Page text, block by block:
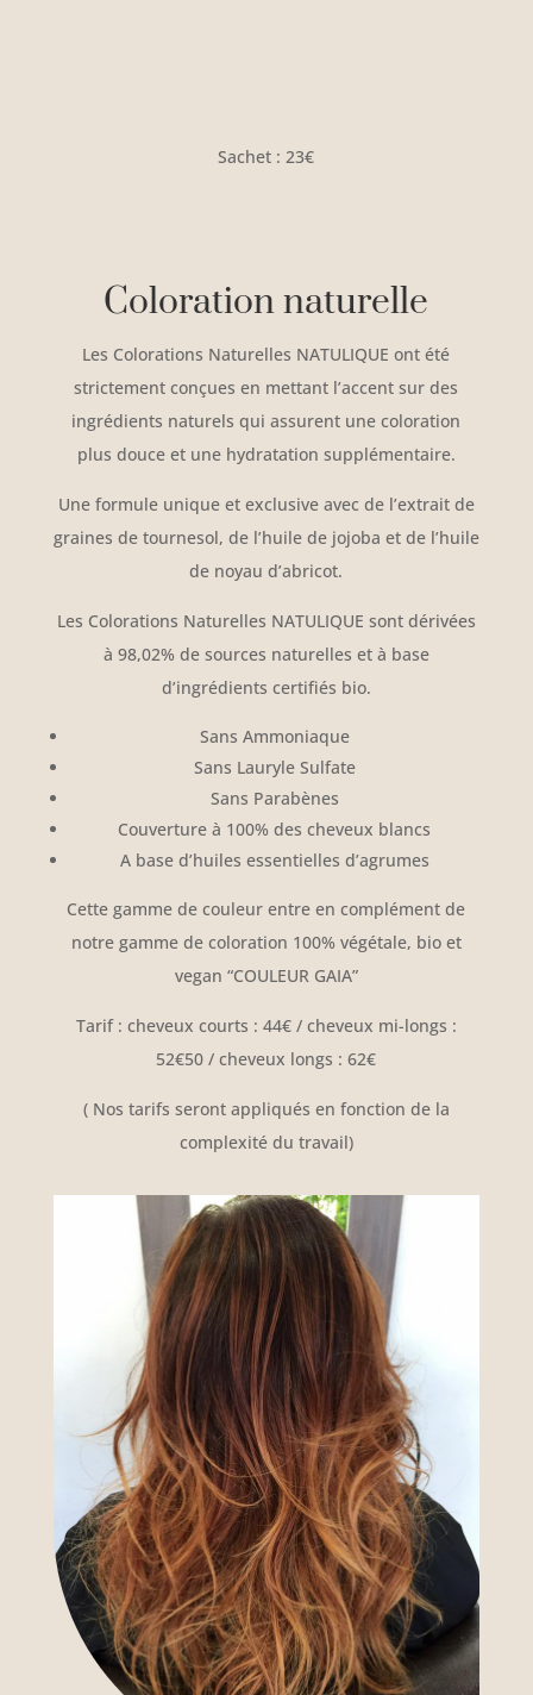
Sachet : 23€
Coloration naturelle
Les Colorations Naturelles NATULIQUE ont été
strictement conçues en mettant l’accent sur des
ingrédients naturels qui assurent une coloration
plus douce et une hydratation supplémentaire.
Une formule unique et exclusive avec de l’extrait de
graines de tournesol, de l’huile de jojoba et de l’huile
de noyau d’abricot.
Les Colorations Naturelles NATULIQUE sont dérivées
à 98,02% de sources naturelles et à base
d’ingrédients certifiés bio.
Sans Ammoniaque
Sans Lauryle Sulfate
Sans Parabènes
Couverture à 100% des cheveux blancs
A base d’huiles essentielles d’agrumes
Cette gamme de couleur entre en complément de
notre gamme de coloration 100% végétale, bio et
vegan “COULEUR GAIA”
Tarif : cheveux courts : 44€ / cheveux mi-longs :
52€50 / cheveux longs : 62€
( Nos tarifs seront appliqués en fonction de la
complexité du travail)